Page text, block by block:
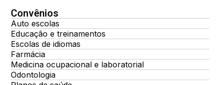
Convênios
Auto escolas
Educação e treinamentos
Escolas de idiomas
Farmácia
Medicina ocupacional e laboratorial
Odontologia